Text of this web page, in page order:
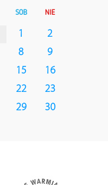
SOB NIE
1
2
8
9
15
16
22
23
29 30